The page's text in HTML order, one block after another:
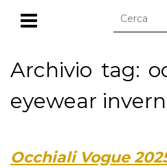
Archivio tag:
eyewear
Occhiali Vogue